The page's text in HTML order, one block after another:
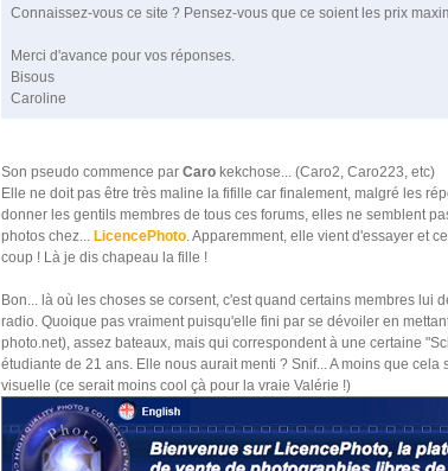
Connaissez-vous ce site ? Pensez-vous que ce soient les prix
Merci d'avance pour vos réponses.
Bisous
Caroline
Son pseudo commence par Carokekchose... (Caro2, Caro223, etc)
Elle ne doit pas être très maline la fifille car finalement, malgré les
donner les gentils membres de tous ces forums, elles ne semblent
photos chez... LicencePhoto. Apparemment, elle vient d'essayer et
coup ! Là je dis chapeau la fille !
Bon... là où les choses se corsent, c'est quand certains membres lui
radio. Quoique pas vraiment puisqu'elle fini par se dévoiler en
photo.net), assez bateaux, mais qui correspondent à une certaine
étudiante de 21 ans. Elle nous aurait menti ? Snif... A moins que cela
visuelle (ce serait moins cool çà pour la vraie Valérie !)